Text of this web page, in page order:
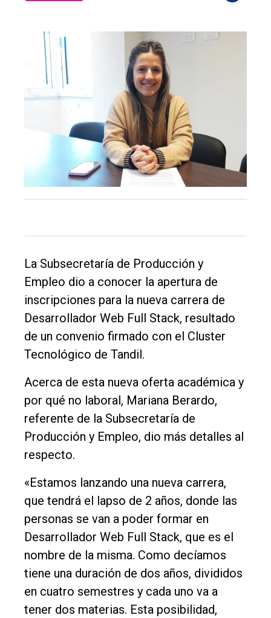
único
DIARIO
Balcarce
Inicio
Tendencia
Int.
General
Política
Cultura
Entrevistas
Rural
Deportes
Fúnebres
Edición
Empresa
La Subsecretaría de Producción y
Empleo dio a conocer la apertura de
inscripciones para la nueva carrera de
Desarrollador Web Full Stack, resultado
de un convenio firmado con el Cluster
Tecnológico de Tandil.
Acerca de esta nueva oferta académica y
por qué no laboral, Mariana Berardo,
referente de la Subsecretaría de
Producción y Empleo, dio más detalles al
respecto.
«Estamos lanzando una nueva carrera,
que tendrá el lapso de 2 años, donde las
personas se van a poder formar en
Desarrollador Web Full Stack, que es el
nombre de la misma. Como decíamos
tiene una duración de dos años, divididos
en cuatro semestres y cada uno va a
tener dos materias. Esta posibilidad,